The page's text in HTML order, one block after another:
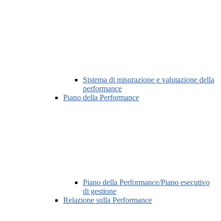
Sistema di misurazione e valutazione della
performance
Piano della Performance
Piano della Performance/Piano esecutivo
di gestione
Relazione sulla Performance